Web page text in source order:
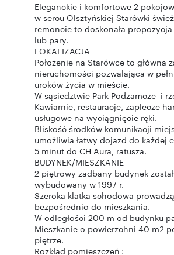
Eleganckie i komfortowe 2
w sercu Olsztyńskiej Starówki
remoncie to doskonała
lub pary.
LOKALIZACJA
Położenie na Starówce to główna
nieruchomości pozwalająca w
uroków życia w mieście.
W sąsiedztwie Park Podzamcze i
Kawiarnie, restauracje, zaplecze
usługowe na wyciągnięcie ręki.
Bliskość środków komunikacji
umożliwia łatwy dojazd do każdej
5 minut do CH Aura, ratusza.
BUDYNEK/MIESZKANIE
2 piętrowy zadbany budynek został
wybudowany w 1997 r.
Szeroka klatka schodowa
bezpośrednio do mieszkania.
W odległości 200 m od budynku
Mieszkanie o powierzchni 40 m2
piętrze.
Rozkład pomieszczeń :